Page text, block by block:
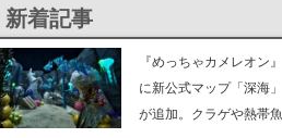
新着記事
『めっちゃカメレオン』
に新公式マップ「深海」
が追加。クラゲや熱帯魚